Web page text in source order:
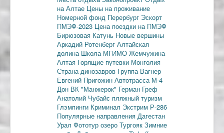
на Алтае Цены на проживание
Номерной фонд Перербург Эскорт
ПМЭФ-2023 Цена поездки на ПМЭФ
Бирюзовая Катунь Новые вершины
Аркадий Ротенберг Алтайская
долина Школа МГИМО Жемчужина
Алтая Горящие путевки Монголия
Страна динозавров Группа Вагнер
Евгений Пригожин Автотрасса М-4
Дон ВК "Манжерок" Герман Греф
Анатолий Чубайс пляжный туризм
Глэмпинги Криминал Экстрим Р-286
Популярные направления Дагестан
Урал Фототур озеро Тургояк Зимние